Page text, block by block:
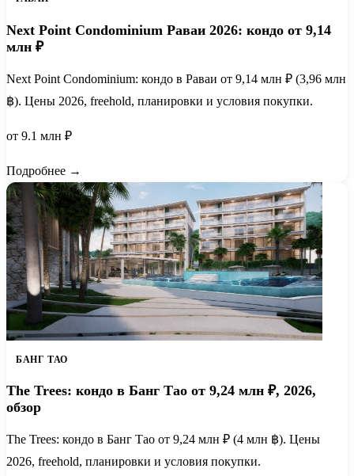
Next Point Condominium Раваи 2026: кондо от 9,14
млн ₽
Next Point Condominium: кондо в Раваи от 9,14 млн ₽ (3,96 млн
฿). Цены 2026, freehold, планировки и условия покупки.
от 9.1 млн ₽
Подробнее →
БАНГ ТАО
The Trees: кондо в Банг Тао от 9,24 млн ₽, 2026,
обзор
The Trees: кондо в Банг Тао от 9,24 млн ₽ (4 млн ฿). Цены
2026, freehold, планировки и условия покупки.